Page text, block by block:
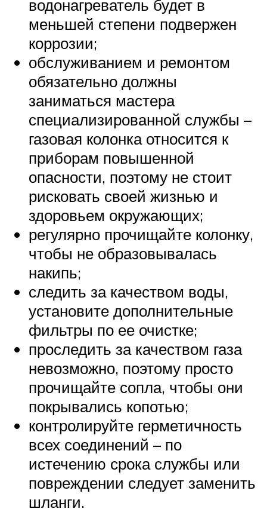
водонагреватель будет в
меньшей степени подвержен
коррозии;
обслуживанием и ремонтом
обязательно должны
заниматься мастера
специализированной службы –
газовая колонка относится к
приборам повышенной
опасности, поэтому не стоит
рисковать своей жизнью и
здоровьем окружающих;
регулярно прочищайте колонку,
чтобы не образовывалась
накипь;
следить за качеством воды,
установите дополнительные
фильтры по ее очистке;
проследить за качеством газа
невозможно, поэтому просто
прочищайте сопла, чтобы они
покрывались копотью;
контролируйте герметичность
всех соединений – по
истечению срока службы или
повреждении следует заменить
шланги.